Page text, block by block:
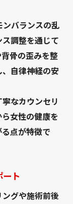
バランスの乱
調整を通じて
骨の歪みを整
自律神経の安
なカウンセリ
女性の健康を
点が特徴で
ト
グや施術前後